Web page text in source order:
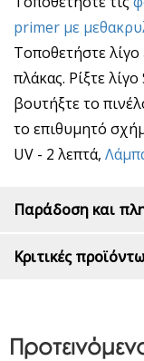
primer με
Τοποθετήστε λίγο
πλάκας. Ρίξτε
βουτήξτε το
το επιθυμητό
UV - 2 λεπτά,
Παράδοση και
Κριτικές